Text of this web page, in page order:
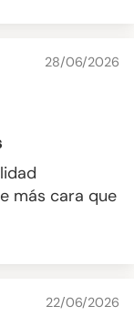
28/06/2026
más cara que
22/06/2026